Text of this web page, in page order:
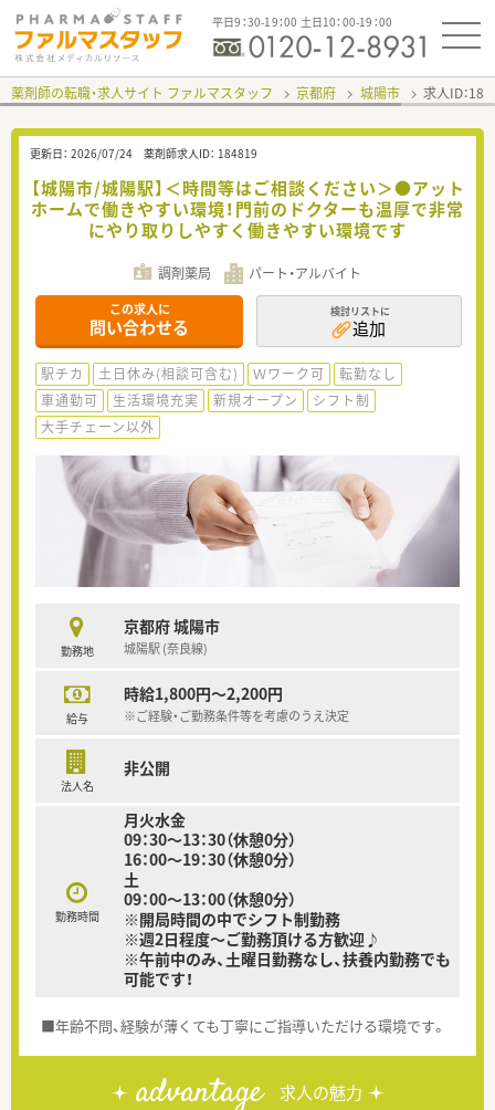
平日9：30-19：00 土日10：00-19：00
薬剤師の転職・求人サイト ファルマスタッフ 京都府 城陽市 求人ID：
更新日： 2026/07/24 薬剤師求人ID： 184819
【城陽市/城陽駅】＜時間等はご相談ください＞●アット
ホームで働きやすい環境！門前のドクターも温厚で非常
にやり取りしやすく働きやすい環境です
調剤薬局 パート・アルバイト
この求人に
問い合わせる
検討リストに
追加
駅チカ 土日休み(相談可含む) Ｗワーク可
転勤なし
車通勤可
生活環境充実 新規オープン
シフト制
大手チェーン以外
勤務地
京都府 城陽市
城陽駅 (奈良線)
給与
時給1,800円～2,200円
※ご経験・ご勤務条件等を考慮のうえ決定
法人名
非公開
勤務時間
月火水金
09：30～13：30（休憩0分）
16：00～19：30（休憩0分）
土
09：00～13：00（休憩0分）
※開局時間の中でシフト制勤務
※週2日程度～ご勤務頂ける方歓迎♪
※午前中のみ、土曜日勤務なし、扶養内勤務でも
可能です！
■年齢不問、経験が薄くても丁寧にご指導いただける環境です。
advantage 求人の魅力